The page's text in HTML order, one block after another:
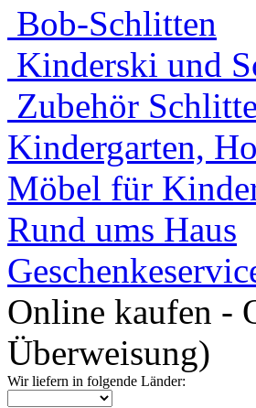
Bob-Schlitten
Kinderski und
Zubehör
Kindergarten,
Möbel für
Rund ums Haus
Online kaufen -
Überweisung)
Wir liefern in folgende Länder: